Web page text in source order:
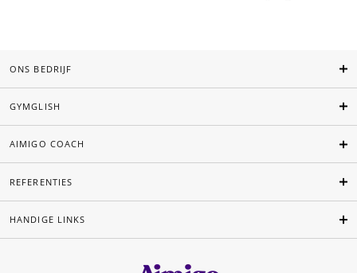
ONS BEDRIJF
GYMGLISH
AIMIGO COACH
REFERENTIES
HANDIGE LINKS